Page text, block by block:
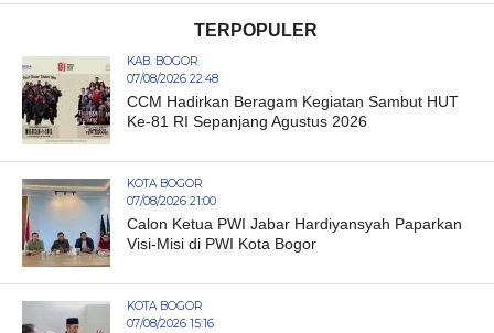
TERPOPULER
KAB. BOGOR
07/08/2026 22:48
CCM Hadirkan Beragam Kegiatan Sambut HUT
Ke-81 RI Sepanjang Agustus 2026
KOTA BOGOR
07/08/2026 21:00
Calon Ketua PWI Jabar Hardiyansyah Paparkan
Visi-Misi di PWI Kota Bogor
KOTA BOGOR
07/08/2026 15:16